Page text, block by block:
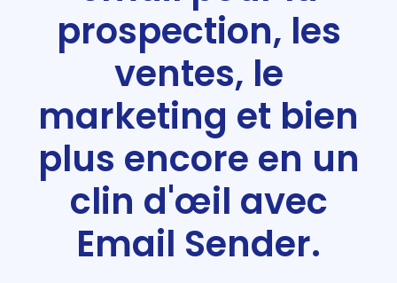
prospection, les
ventes, le
marketing et bien
plus encore en un
clin d'œil avec
Email Sender.